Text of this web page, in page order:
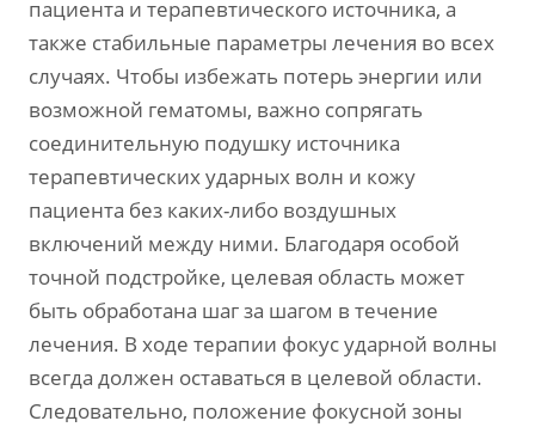
пациента и терапевтического источника, а
также стабильные параметры лечения во всех
случаях. Чтобы избежать потерь энергии или
возможной гематомы, важно сопрягать
соединительную подушку источника
терапевтических ударных волн и кожу
пациента без каких-либо воздушных
включений между ними. Благодаря особой
точной подстройке, целевая область может
быть обработана шаг за шагом в течение
лечения. В ходе терапии фокус ударной волны
всегда должен оставаться в целевой области.
Следовательно, положение фокусной зоны